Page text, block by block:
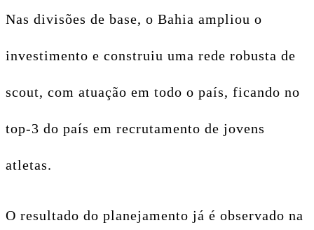
Nas divisões de base, o Bahia ampliou o
investimento e construiu uma rede robusta de
scout, com atuação em todo o país, ficando no
top-3 do país em recrutamento de jovens
atletas.
O resultado do planejamento já é observado na